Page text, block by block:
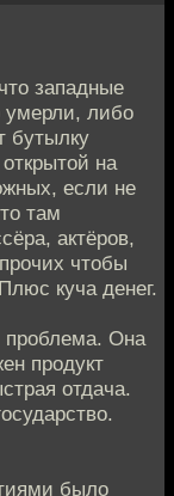
западные
умерли, либо
бутылку
на
если не
там
актёров,
чтобы
куча денег.
проблема. Она
продукт
отдача.
было